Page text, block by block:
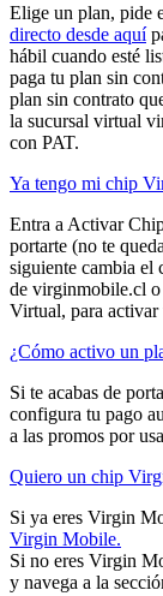
Elige un plan, pide
directo desde aquí
hábil cuando esté
paga tu plan sin
plan sin contrato
la sucursal virtual
con PAT.
Ya tengo mi chip
Entra a Activar
portarte (no te
siguiente cambia el
de virginmobile.cl o
Virtual, para
¿Cómo activo un
Si te acabas de
configura tu pago
a las promos por
Quiero un chip
Si ya eres Virgin
Virgin Mobile.
Si no eres Virgin
y navega a la